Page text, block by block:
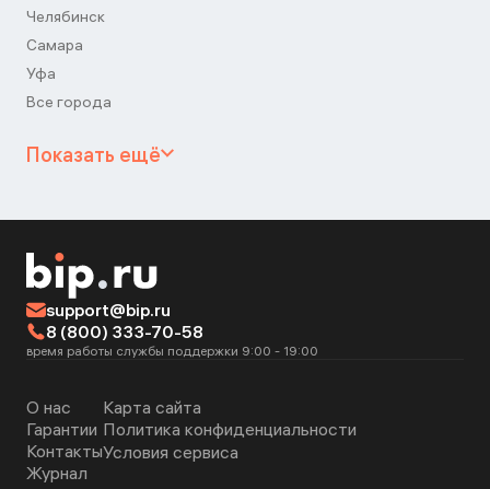
Челябинск
Самара
Уфа
Все города
Показать ещё
support@bip.ru
8 (800) 333-70-58
время работы службы поддержки 9:00 - 19:00
О нас
Гарантии
Контакты
Журнал
Карта сайта
Политика конфиденциальности
Условия сервиса